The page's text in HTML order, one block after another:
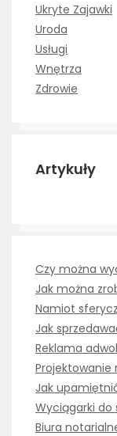
Ukryte Zajawki
Uroda
Usługi
Wnętrza
Zdrowie
Artykuły
Czy można
Jak można
Namiot
Jak
Reklama
Jak
Wyciągarki
Biura